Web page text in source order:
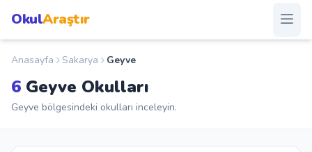
OkulAraştır
Anasayfa
Okullar
Şehirler
Anasayfa Sakarya Geyve
6 Geyve Okulları
Geyve bölgesindeki okulları inceleyin.